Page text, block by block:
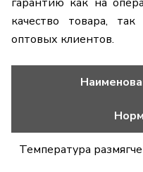
гарантию как на
качество товара,
оптовых клиентов.
Температура